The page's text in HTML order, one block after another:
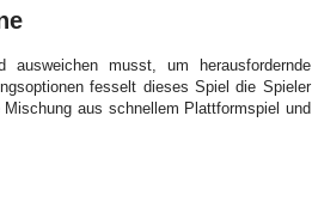
musst, um herausfordernde
fesselt dieses Spiel die Spieler
aus schnellem Plattformspiel und